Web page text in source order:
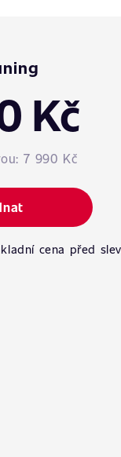
Kč
7 990 Kč
cena před